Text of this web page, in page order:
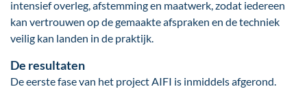
intensief overleg, afstemming en maatwerk, zodat iedereen
kan vertrouwen op de gemaakte af­spraken en de techniek
veilig kan landen in de praktijk.
De resultaten
De eerste fase van het project AIFI is inmiddels afgerond.